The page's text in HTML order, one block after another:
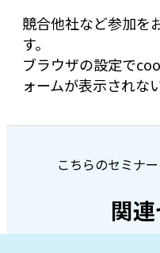
競合他社など参加を
す。
ブラウザの設定で
ォームが表示されな
こちらのセミナ
関